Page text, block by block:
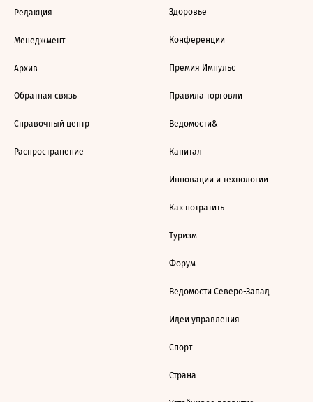
Редакция
Менеджмент
Архив
Обратная связь
Справочный центр
Распространение
Здоровье
Конференции
Премия Импульс
Правила торговли
Ведомости&
Капитал
Инновации и технологии
Как потратить
Туризм
Форум
Ведомости Северо-Запад
Идеи управления
Спорт
Страна